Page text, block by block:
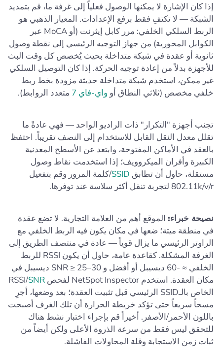
إذا كان الإشارة لا يمكنها الوصول فعلياً إلى غرفة ما، قم بتمديد
الشبكة — لا تكتفِ فقط برفع الإعدادات. المعيار الذهبي هو
الربط السلكي الخلفي: مرر كابل إيثرنت (أو MoCA عبر
الكوابل المحورية) من جهاز التوجيه الرئيسي إلى نقطة وصول
ثانوية أو عقدة في شبكة متداخلة بحيث يُخصص كل وقت البث
للأجهزة بدلاً من إعادة توجيه الحركة. إذا كان التوصيل السلكي
غير ممكن، استخدم شبكة متداخلة حديثة مزودة بخط ربط
خلفي مخصص (ثلاثي النطاق أو واي-فاي 7 متعدد الروابط).
تجنب أجهزة "التكرار" ذات الراديو الواحد — فهي عادةً ما
تقلل معدل النقل القابل للاستخدام إلى النصف تقريباً. احتفظ
بالعقد في الأماكن المفتوحة، وابتعد عن الأسطح المعدنية
الكبيرة وأفران الميكروويف؛ إذا استخدمت نقاط وصول
مستقلة، حاول أن تطابق SSID/كلمة المرور وقم بتفعيل
802.11k/v/r لتجربة تنقل أكثر سلاسة عند توفرها.
نصيحة خبراء: الموقع أهم من العلامة التجارية. لا تضع عقدة
في منطقة ميتة؛ ضعها في مكان يكون فيه الربط الخلفي مع
الراوتر الرئيسي ما يزال قوياً — عادة في منتصف الطريق إلى
الغرفة المشكلة. كقاعدة عامة، حاول أن يكون RSSI للربط
الخلفي ≈ -60 ديسيبل أو أفضل و SNR ≥ 25–30 ديسيبل في
مكان العقدة. استخدم NetSpot Inspector لفحص RSSI/
SNR
الخاص بالـSSID الرئيسي قبل تثبيت العقدة؛ بعد وضعها، أجرِ
مسحاً سريعاً حتى تؤكد خريطة الحرارة أن تلك الغرف أصبحت
باللون الأحمر/الأصفر. أخيراً قم بإجراء اختبار نشط هناك
للتحقق ليس فقط من سرعة الذروة الأعلى ولكن أيضاً من
ثبات زمن الاستجابة وقلة المحاولات الفاشلة.